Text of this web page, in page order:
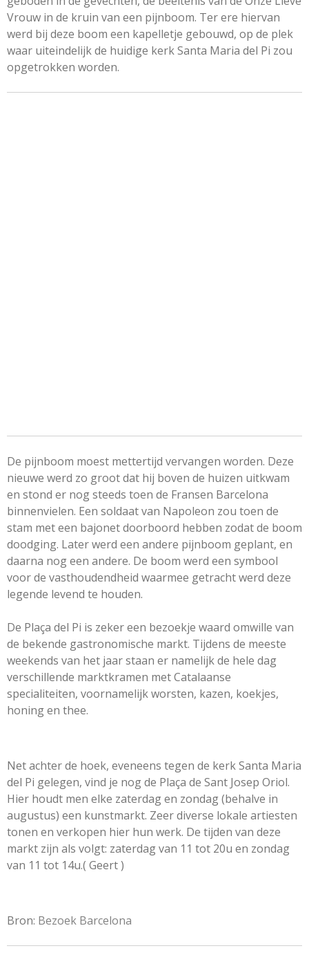
Vrouw in de kruin van een pijnboom. Ter ere hiervan
werd bij deze boom een kapelletje gebouwd, op de plek
waar uiteindelijk de huidige kerk Santa Maria del Pi zou
opgetrokken worden.
De pijnboom moest mettertijd vervangen worden. Deze
nieuwe werd zo groot dat hij boven de huizen uitkwam
en stond er nog steeds toen de Fransen Barcelona
binnenvielen. Een soldaat van Napoleon zou toen de
stam met een bajonet doorboord hebben zodat de boom
doodging. Later werd een andere pijnboom geplant, en
daarna nog een andere. De boom werd een symbool
voor de vasthoudendheid waarmee getracht werd deze
legende levend te houden.
De Plaça del Pi is zeker een bezoekje waard omwille van
de bekende gastronomische markt. Tijdens de meeste
weekends van het jaar staan er namelijk de hele dag
verschillende marktkramen met Catalaanse
specialiteiten, voornamelijk worsten, kazen, koekjes,
honing en thee.
Net achter de hoek, eveneens tegen de kerk Santa Maria
del Pi gelegen, vind je nog de Plaça de Sant Josep Oriol.
Hier houdt men elke zaterdag en zondag (behalve in
augustus) een kunstmarkt. Zeer diverse lokale artiesten
tonen en verkopen hier hun werk. De tijden van deze
markt zijn als volgt: zaterdag van 11 tot 20u en zondag
van 11 tot 14u.( Geert )
Bron: Bezoek Barcelona